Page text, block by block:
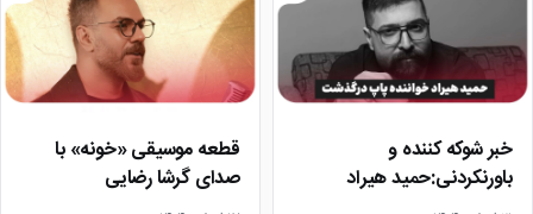
خبر شوکه کننده و
باورنکردنی:حمید هیراد
قطعه موسیقی «خونه» با
صدای گرشا رضایی